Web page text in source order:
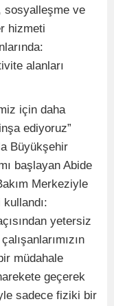
sosyalleşme ve
hizmeti
alanları
için daha
ediyoruz”
Büyükşehir
başlayan Abide
Merkeziyle
yetersiz
müdahale
geçerek
sadece fiziki bir